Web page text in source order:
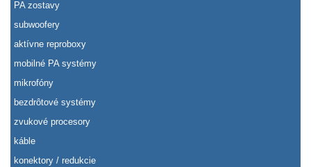
PA zostavy
subwoofery
aktívne reproboxy
mobilné PA systémy
mikrofóny
bezdrôtové systémy
zvukové procesory
káble
konektory / redukcie